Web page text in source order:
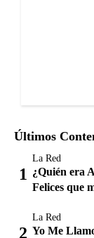
Últimos
La Red
¿Quién era
Felices que
La Red
Yo Me